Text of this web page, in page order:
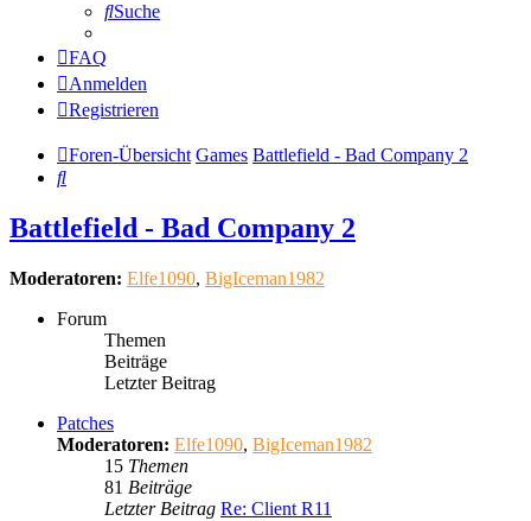
Suche
FAQ
Anmelden
Registrieren
Foren-Übersicht Games Battlefield - Bad Company 2
Suche
Battlefield - Bad Company 2
Moderatoren: Elfe1090, BigIceman1982
Forum
Themen
Beiträge
Letzter Beitrag
Patches
Moderatoren: Elfe1090, BigIceman1982
15 Themen
81 Beiträge
Letzter Beitrag Re: Client R11